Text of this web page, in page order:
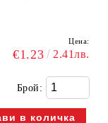
Цена:
€1.23 2.41лв.
Брой: